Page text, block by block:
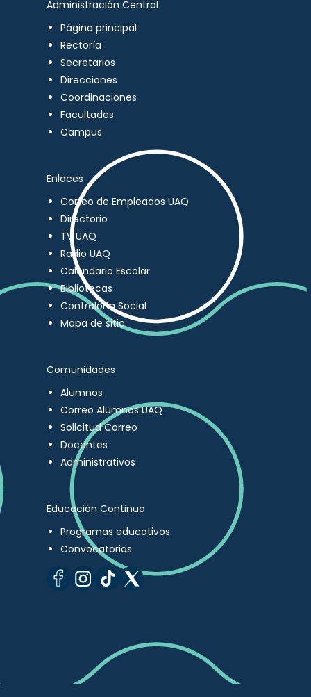
Administración Central
Página principal
Rectoría
Secretarios
Direcciones
Coordinaciones
Facultades
Campus
Enlaces
Correo de Empleados UAQ
Directorio
TV UAQ
Radio UAQ
Calendario Escolar
Bibliotecas
Contraloría Social
Mapa de sitio
Comunidades
Alumnos
Correo Alumnos UAQ
Solicitud Correo
Docentes
Administrativos
Educación Continua
Programas educativos
Convocatorias